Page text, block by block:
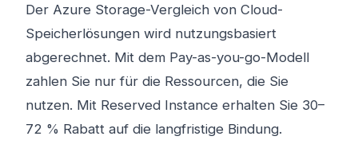
Der Azure Storage-Vergleich von Cloud-
Speicherlösungen wird nutzungsbasiert
abgerechnet. Mit dem Pay-as-you-go-Modell
zahlen Sie nur für die Ressourcen, die Sie
nutzen. Mit Reserved Instance erhalten Sie 30–
72 % Rabatt auf die langfristige Bindung.